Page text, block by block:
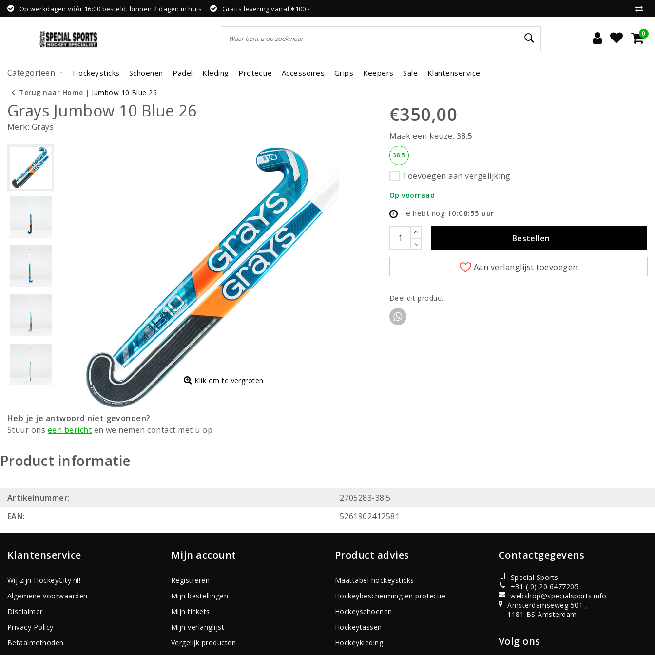
Op werkdagen vóór 16:00 besteld, binnen 2 dagen in huis Gratis levering vanaf €100,-
0
Categorieën Hockeysticks Schoenen Padel Kleding Protectie Accessoires Grips Keepers Sale Klantenservice
Terug naar Home | Jumbow 10 Blue 26
Grays Jumbow 10 Blue 26
Merk: Grays
Klik om te vergroten
€350,00
Maak een keuze: 38.5
38.5
Toevoegen aan vergelijking
Op voorraad
Je hebt nog 10:08:55 uur
Bestellen
Aan verlanglijst toevoegen
Deel dit product
Heb je je antwoord niet gevonden?
Stuur ons een bericht en we nemen contact met u op
Product informatie
Artikelnummer:
2705283-38.5
EAN:
5261902412581
Klantenservice
Wij zijn HockeyCity.nl!
Algemene voorwaarden
Disclaimer
Privacy Policy
Betaalmethoden
Mijn account
Registreren
Mijn bestellingen
Mijn tickets
Mijn verlanglijst
Vergelijk producten
Product advies
Maattabel hockeysticks
Hockeybescherming en protectie
Hockeyschoenen
Hockeytassen
Hockeykleding
Contactgegevens
Special Sports
+31 ( 0) 20 6477205
webshop@specialsports.info
Amsterdamseweg 501 ,
1181 BS Amsterdam
Volg ons